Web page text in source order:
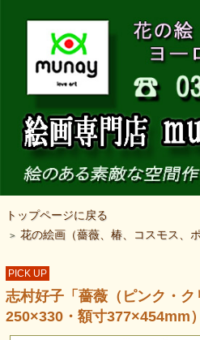
トップページに戻る
> 花の絵画（薔薇、椿、コスモス、
PICK UP
志村好子「薔薇（ピンク・
250×330・額寸377×454mm）